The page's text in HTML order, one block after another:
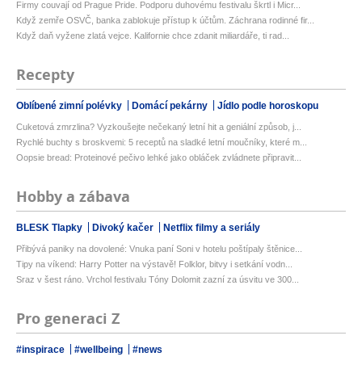
Firmy couvají od Prague Pride. Podporu duhovému festivalu škrtl i Micr...
Když zemře OSVČ, banka zablokuje přístup k účtům. Záchrana rodinné fir...
Když daň vyžene zlatá vejce. Kalifornie chce zdanit miliardáře, ti rad...
Recepty
Oblíbené zimní polévky Domácí pekárny Jídlo podle horoskopu
Cuketová zmrzlina? Vyzkoušejte nečekaný letní hit a geniální způsob, j...
Rychlé buchty s broskvemi: 5 receptů na sladké letní moučníky, které m...
Oopsie bread: Proteinové pečivo lehké jako obláček zvládnete připravit...
Hobby a zábava
BLESK Tlapky Divoký kačer Netflix filmy a seriály
Přibývá paniky na dovolené: Vnuka paní Soni v hotelu poštípaly štěnice...
Tipy na víkend: Harry Potter na výstavě! Folklor, bitvy i setkání vodn...
Sraz v šest ráno. Vrchol festivalu Tóny Dolomit zazní za úsvitu ve 300...
Pro generaci Z
#inspirace #wellbeing #news